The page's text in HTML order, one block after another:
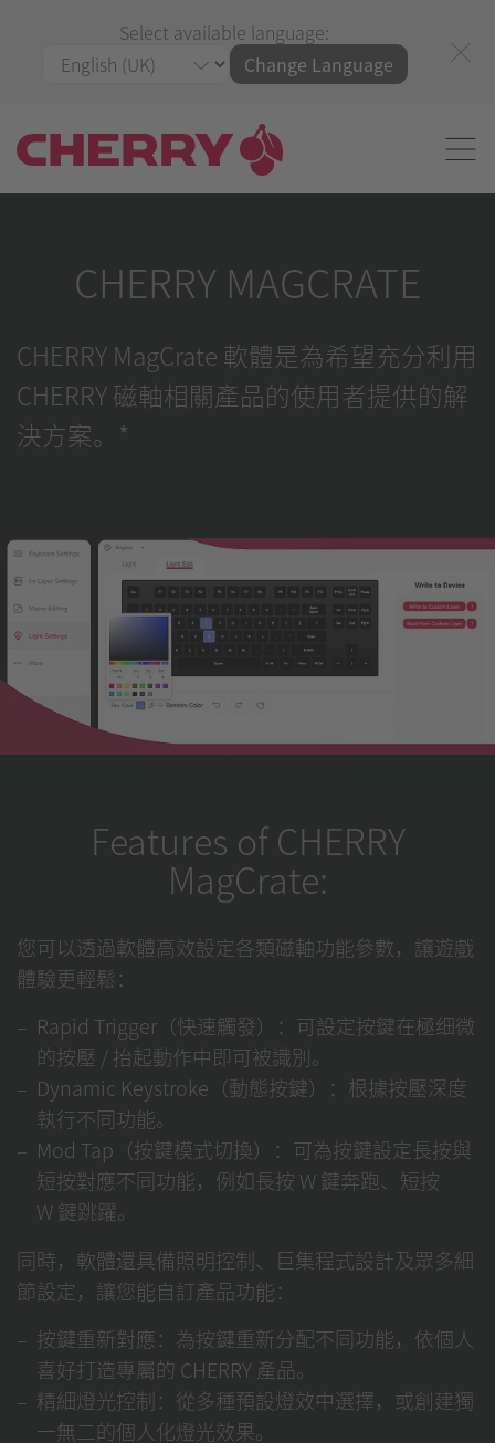
Select available language:
Change Language
CHERRY MAGCRATE
CHERRY MagCrate 軟體是為希望充分利用
CHERRY 磁軸相關產品的使用者提供的解
決方案。*
Features of CHERRY
MagCrate:
您可以透過軟體高效設定各類磁軸功能參數，讓遊戲
體驗更輕鬆：
Rapid Trigger（快速觸發）：可設定按鍵在極细微
的按壓 / 抬起動作中即可被識別。
Dynamic Keystroke（動態按鍵）：根據按壓深度
執行不同功能。
Mod Tap（按鍵模式切換）：可為按鍵設定長按與
短按對應不同功能，例如長按 W 鍵奔跑、短按
W 鍵跳躍。
同時，軟體還具備照明控制、巨集程式設計及眾多細
節設定，讓您能自訂產品功能：
按鍵重新對應：為按鍵重新分配不同功能，依個人
喜好打造專屬的 CHERRY 產品。
精細燈光控制：從多種預設燈效中選擇，或創建獨
一無二的個人化燈光效果。